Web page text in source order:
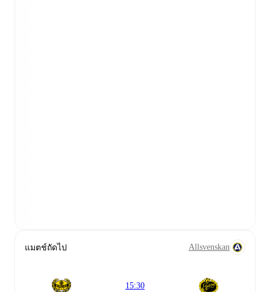
แมตช์ถัดไป Allsvenskan
15:30